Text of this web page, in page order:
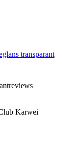
transparant
Karwei